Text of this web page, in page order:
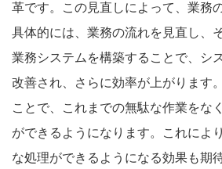
革です。この見直しによって、業務
具体的には、業務の流れを見直し、
業務システムを構築することで、シ
改善され、さらに効率が上がります
ことで、これまでの無駄な作業をな
ができるようになります。これによ
な処理ができるようになる効果も期